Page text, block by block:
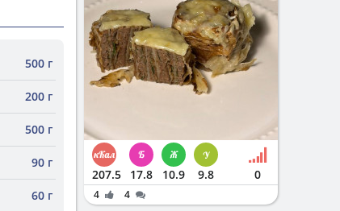
500 г
200 г
500 г
90 г
60 г
207.5 17.8 10.9 9.8 0
4 4